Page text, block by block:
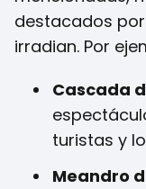
destacados
irradian. Por
Cascada
turistas y
Meandro